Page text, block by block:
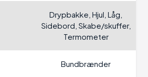
Drypbakke, Hjul, Låg,
Sidebord, Skabe/skuffer,
Termometer
Bundbrænder